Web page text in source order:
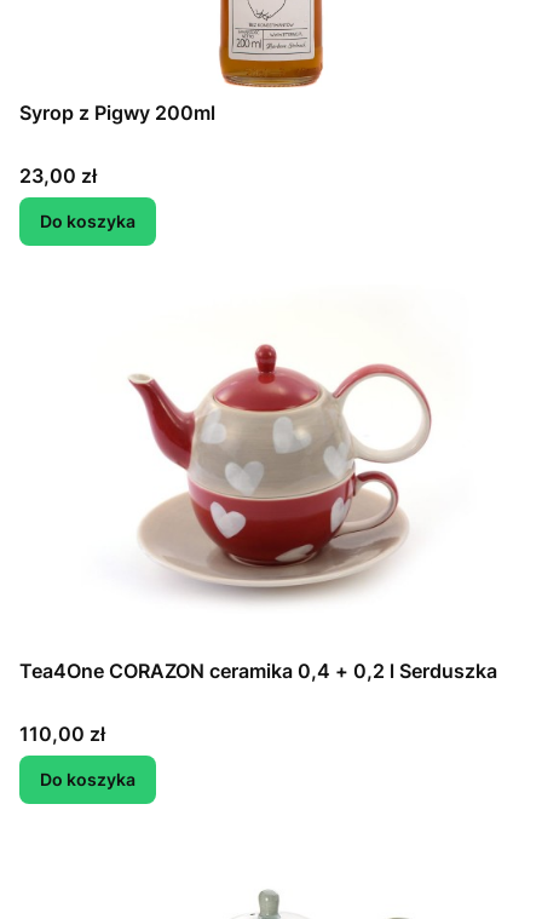
Syrop z Pigwy 200ml
Cena
23,00 zł
Do koszyka
Tea4One CORAZON ceramika 0,4 + 0,2 l Serduszka
Cena
110,00 zł
Do koszyka